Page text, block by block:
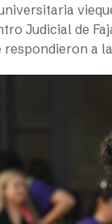
Judicial de
respondieron a